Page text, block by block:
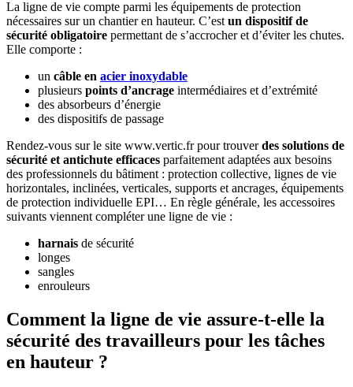
La ligne de vie compte parmi les équipements de protection
nécessaires sur un chantier en hauteur. C’est un dispositif de
sécurité obligatoire permettant de s’accrocher et d’éviter les chutes.
Elle comporte :
un câble en acier inoxydable
plusieurs points d’ancrage intermédiaires et d’extrémité
des absorbeurs d’énergie
des dispositifs de passage
Rendez-vous sur le site www.vertic.fr pour trouverdes solutions de
sécurité et antichute efficaces parfaitement adaptées aux besoins
des professionnels du bâtiment : protection collective, lignes de vie
horizontales, inclinées, verticales, supports et ancrages, équipements
de protection individuelle EPI… En règle générale, les accessoires
suivants viennent compléter une ligne de vie :
harnais de sécurité
longes
sangles
enrouleurs
Comment la ligne de vie assure-t-elle la
sécurité des travailleurs pour les tâches
en hauteur ?